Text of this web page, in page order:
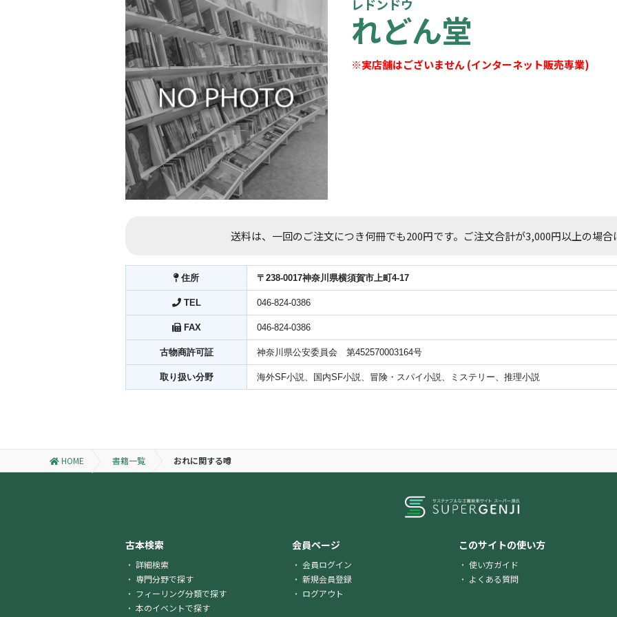
レドンドウ
れどん堂
※実店舗はございません (インターネット販売専業)
送料は、一回のご注文につき何冊でも200円です。ご注文合計が3,000円以上の場合
住所 〒238-0017神奈川県横須賀市上町4-17
TEL 046-824-0386
FAX 046-824-0386
古物商許可証 神奈川県公安委員会 第452570003164号
取り扱い分野 海外SF小説、国内SF小説、冒険・スパイ小説、ミステリー、推理小説
HOME 書籍一覧 おれに関する噂
古本検索
詳細検索
専門分野で探す
フィーリング分類で探す
本のイベントで探す
会員ページ
会員ログイン
新規会員登録
ログアウト
このサイトの使い方
使い方ガイド
よくある質問